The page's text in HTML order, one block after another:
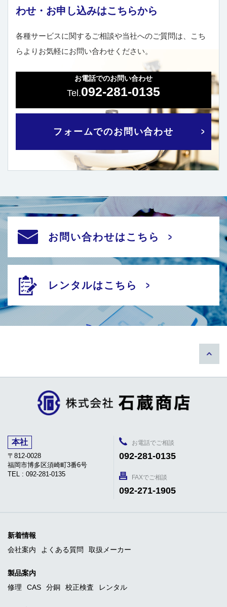
わせ・お申し込みはこちらから
各種サービスに関するご相談や当社へのご質問は、こち
らよりお気軽にお問い合わせください。
お電話でのお問い合わせ
092-281-0135
フォームでのお問い合わせ
お問い合わせはこちら
レンタルはこちら
本社
〒812-0028
福岡市博多区須崎町3番6号
TEL : 092-281-0135
お電話でご相談
092-281-0135
FAXでご相談
092-271-1905
新着情報
会社案内
よくある質問 取扱メーカー
製品案内
修理
CAS 分銅 校正検査 レンタル